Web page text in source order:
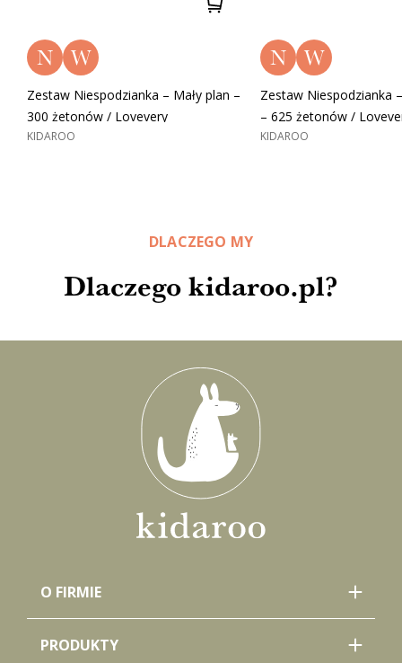
N W
Zestaw Niespodzianka – Mały plan –
300 żetonów / Lovevery
KIDAROO
N W
Zestaw Niespodzianka
– 625 żetonów /
KIDAROO
Dlaczego kidaroo.pl?
DLACZEGO MY
O FIRMIE
PRODUKTY